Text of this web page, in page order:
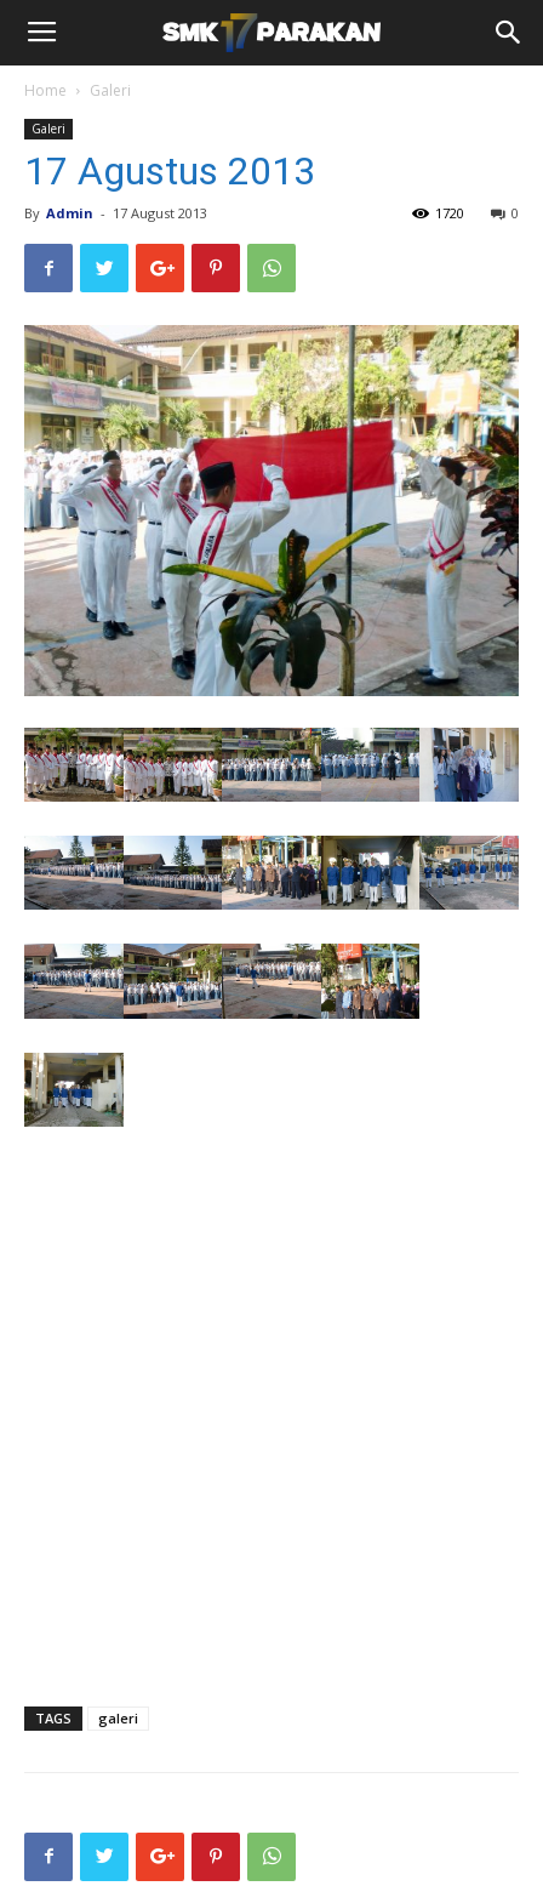
Home Galeri
Galeri
17 Agustus 2013
By Admin - 17 August 2013 0
1720
TAGS galeri